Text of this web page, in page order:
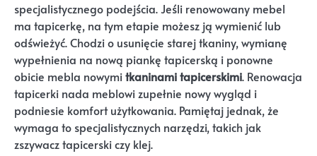
specjalistycznego podejścia. Jeśli renowowany mebel
ma tapicerkę, na tym etapie możesz ją wymienić lub
odświeżyć. Chodzi o usunięcie starej tkaniny, wymianę
wypełnienia na nową piankę tapicerską i ponowne
obicie mebla nowymitkaninami tapicerskimi. Renowacja
tapicerki nada meblowi zupełnie nowy wygląd i
podniesie komfort użytkowania. Pamiętaj jednak, że
wymaga to specjalistycznych narzędzi, takich jak
zszywacz tapicerski czy klej.